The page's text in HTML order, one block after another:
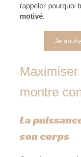
rappeler pourquoi
motivé.
Je
montre
La
son corps